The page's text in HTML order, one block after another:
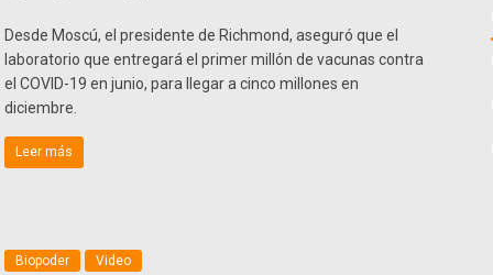
Desde Moscú, el presidente de Richmond, aseguró que el
laboratorio que entregará el primer millón de vacunas contra
el COVID-19 en junio, para llegar a cinco millones en
diciembre.
Leer más
Biopoder Video